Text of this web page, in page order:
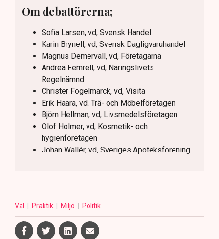
Om debattörerna;
Sofia Larsen, vd, Svensk Handel
Karin Brynell, vd, Svensk Dagligvaruhandel
Magnus Demervall, vd, Företagarna
Andrea Femrell, vd, Näringslivets
Regelnämnd
Christer Fogelmarck, vd, Visita
Erik Haara, vd, Trä- och Möbelföretagen
Björn Hellman, vd, Livsmedelsföretagen
Olof Holmer, vd, Kosmetik- och
hygienföretagen
Johan Wallér, vd, Sveriges Apoteksförening
Val Praktik Miljö Politik